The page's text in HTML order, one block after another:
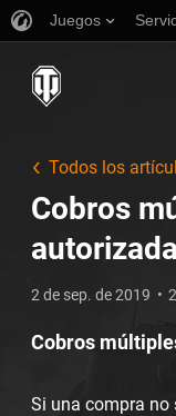
Juegos
Todos los
Cobros
2 de sep. de 2019
Cobros
Si una compra no